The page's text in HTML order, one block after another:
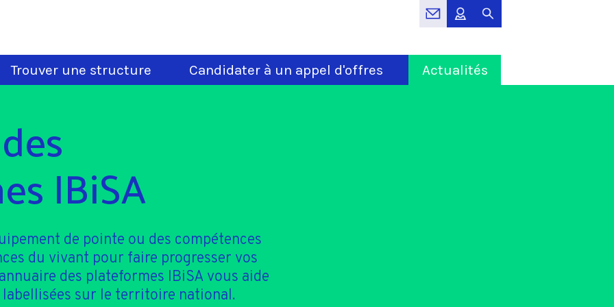
Trouver une structure Candidater à un appel d'offres Actualités
IBiSA
de pointe ou des compétences
du vivant pour faire progresser vos
des plateformes IBiSA vous aide
sur le territoire national.